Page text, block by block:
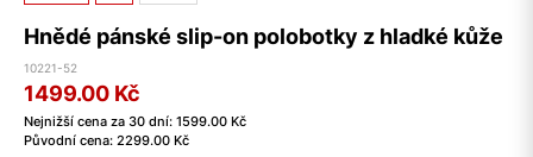
Hnědé pánské slip-on polobotky z hladké kůže
10221-52
1499.00 Kč
Nejnižší cena za 30 dní: 1599.00 Kč
Původní cena: 2299.00 Kč